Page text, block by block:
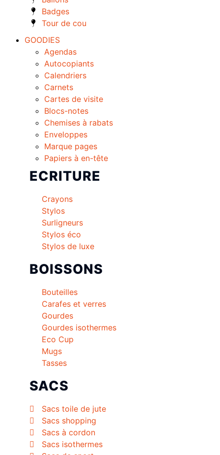
Badges
Tour de cou
GOODIES
Agendas
Autocopiants
Calendriers
Carnets
Cartes de visite
Blocs-notes
Chemises à rabats
Enveloppes
Marque pages
Papiers à en-tête
ECRITURE
Crayons
Stylos
Surligneurs
Stylos éco
Stylos de luxe
BOISSONS
Bouteilles
Carafes et verres
Gourdes
Gourdes isothermes
Eco Cup
Mugs
Tasses
SACS
Sacs toile de jute
Sacs shopping
Sacs à cordon
Sacs isothermes